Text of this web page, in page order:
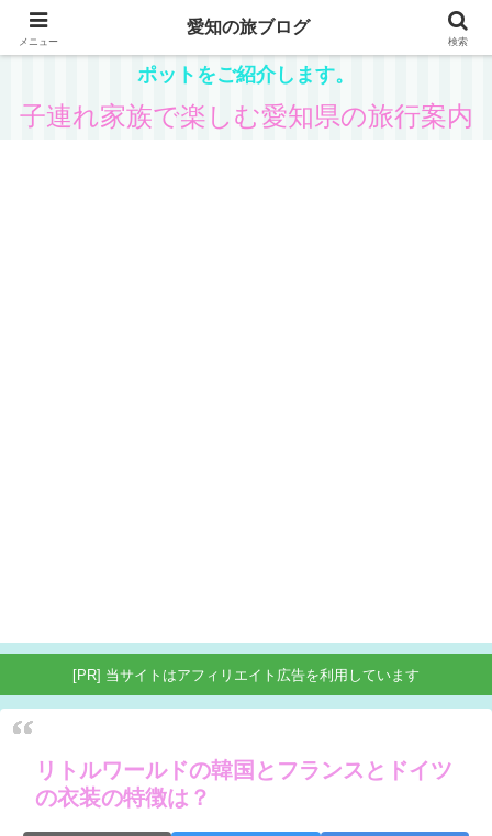
愛知在住の主婦が、子供と一緒に楽しめる県内観光ス
ポットをご紹介します。
子連れ家族で楽しむ愛知県の旅行案内
[PR] 当サイトはアフィリエイト広告を利用しています
リトルワールドの韓国とフランスとドイツ
の衣装の特徴は？
メニュー
愛知の旅ブログ
検索